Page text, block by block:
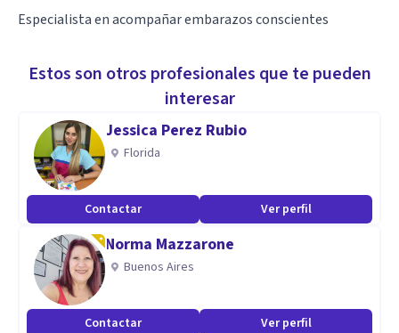
Especialista en acompañar embarazos conscientes
Estos son otros profesionales que te pueden
interesar
Jessica Perez Rubio
Florida
Contactar Ver perfil
Norma Mazzarone
Buenos Aires
Contactar Ver perfil